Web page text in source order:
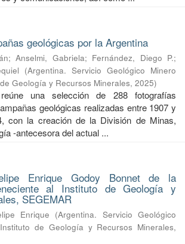
geológicas por la Argentina
;Anselmi, Gabriela; Fernández, Diego P.;
(Argentina. Servicio Geológico Minero
Geología y Recursos Minerales, 2025)
una selección de 288 fotografías
geológicas realizadas entre 1907 y
con la creación de la División de Minas,
-antecesora del actual ...
Enrique Godoy Bonnet de la
al Instituto de Geología y
SEGEMAR
Enrique (Argentina. Servicio Geológico
de Geología y Recursos Minerales,